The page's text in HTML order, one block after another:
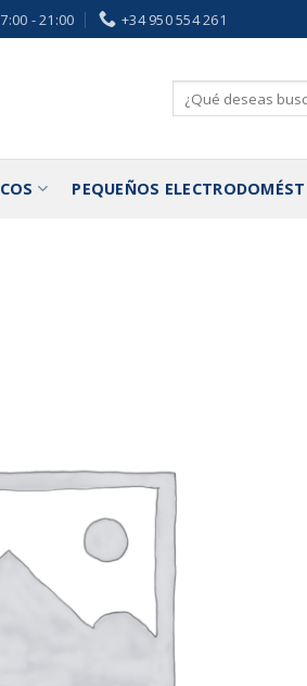
- 21:00 +34 950 554 261
Buscar
por:
PEQUEÑOS